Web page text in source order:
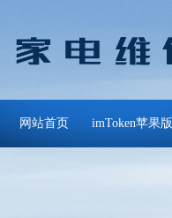
网站首页 imToken苹果版